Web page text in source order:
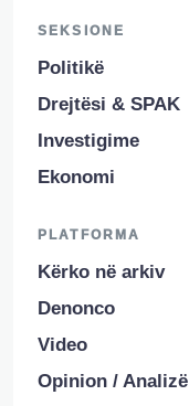
SEKSIONE
Politikë
Drejtësi & SPAK
Investigime
Ekonomi
PLATFORMA
Kërko në arkiv
Denonco
Video
Opinion / Analizë